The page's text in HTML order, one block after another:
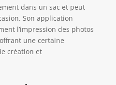
produit doté d’un
capteur de
mouvement pour
exécuter
différentes
changement de
dans un sac et peut
Son application
l’impression des photos
une certaine
création et